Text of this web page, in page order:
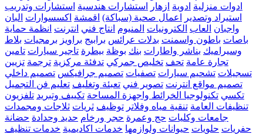
ادوات منزلية ادوية ازهار استشارات هندسية استشارات وتدريب
استيراد وتصدير
اعمال صحية (سباكة) اقمشة اكسسوارات البان
واجبان العاب الكترونيات المنيوم انتاج فني انترنت انظمة حماية
باصات باطون واسمنت بدلات عرائس برابيج براويز برمجيات بلاط
وسيراميك بناشر واطارات بنك بوظة بيطرة تاجير سيارات تامين
تجارة عامة تحف تخليص جمركي تدفئة مركزية ترجمة تزيين
تسجيلات تشحيم سيارات تصفيات تصميم جرافيكس تصميم داخلي
تصميم مواقع انترنت تصوير فني تعبئة وتغليف تعليم فن التجميل
تكسي تكنولوجيا الخرائط واجهزة المساحة تكييف وتبريد تلفزيون
تنظيفات العامة تنقية مياه وفلاتر توظيف ثريات ثلاجات ومجمدات
جامعات وكليات حج وعمرة حجر ورخام حديد وحدادة حضانة
حفريات حلويات حيوانات ولوازمها خدمات اكاديمية خدمات تنظيف